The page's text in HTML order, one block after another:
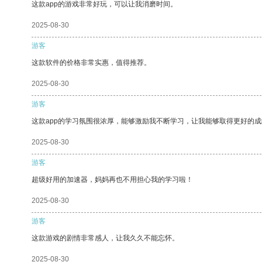
这款app的游戏非常好玩，可以让我消磨时间。
2025-08-30
游客
这款软件的价格非常实惠，值得推荐。
2025-08-30
游客
这款app的学习氛围很浓厚，能够激励我不断学习，让我能够取得更好的
2025-08-30
游客
超级好用的加速器，妈妈再也不用担心我的学习啦！
2025-08-30
游客
这款游戏的剧情非常感人，让我久久不能忘怀。
2025-08-30